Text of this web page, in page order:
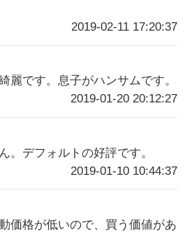
2019-02-11 17:20:37
麗です。息子がハンサムです。
2019-01-20 20:12:27
。デフォルトの好評です。
2019-01-10 10:44:37
価格が低いので、買う価値があ